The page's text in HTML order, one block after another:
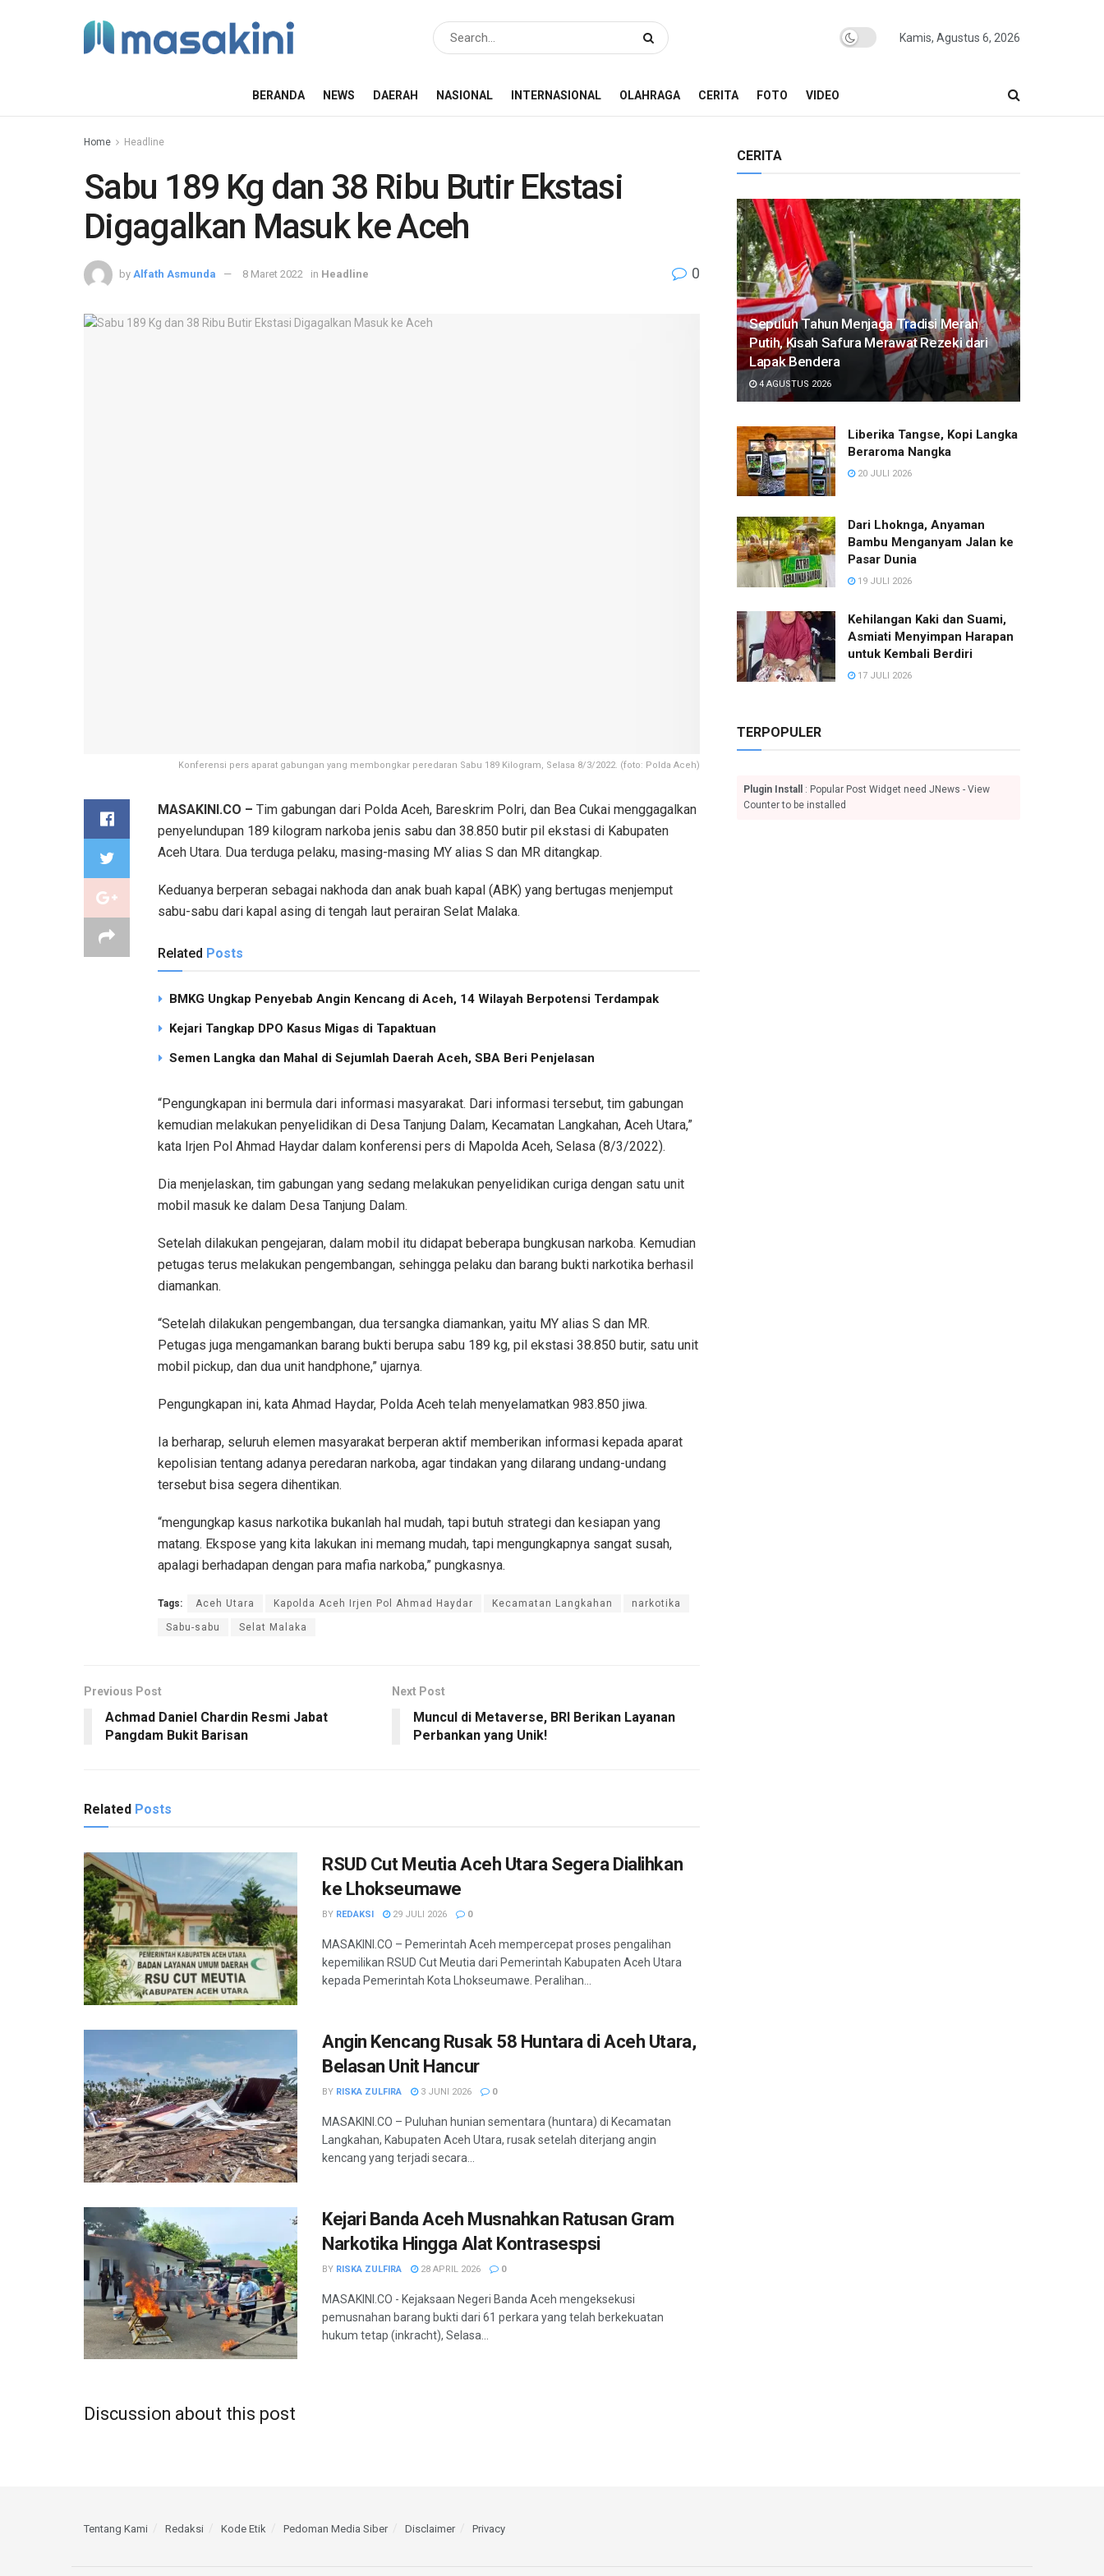
Kamis, Agustus 6, 2026
BERANDA NEWS DAERAH NASIONAL INTERNASIONAL OLAHRAGA CERITA FOTO VIDEO
Home Headline
Sabu 189 Kg dan 38 Ribu Butir Ekstasi
Digagalkan Masuk ke Aceh
by Alfath Asmunda 8 Maret 2022 in Headline 0
Konferensi pers aparat gabungan yang membongkar peredaran Sabu 189 Kilogram, Selasa 8/3/2022. (foto: Polda Aceh)
MASAKINI.CO – Tim gabungan dari Polda Aceh, Bareskrim Polri, dan Bea Cukai menggagalkan
penyelundupan 189 kilogram narkoba jenis sabu dan 38.850 butir pil ekstasi di Kabupaten
Aceh Utara. Dua terduga pelaku, masing-masing MY alias S dan MR ditangkap.
Keduanya berperan sebagai nakhoda dan anak buah kapal (ABK) yang bertugas menjemput
sabu-sabu dari kapal asing di tengah laut perairan Selat Malaka.
Related Posts
BMKG Ungkap Penyebab Angin Kencang di Aceh, 14 Wilayah Berpotensi Terdampak
Kejari Tangkap DPO Kasus Migas di Tapaktuan
Semen Langka dan Mahal di Sejumlah Daerah Aceh, SBA Beri Penjelasan
“Pengungkapan ini bermula dari informasi masyarakat. Dari informasi tersebut, tim gabungan
kemudian melakukan penyelidikan di Desa Tanjung Dalam, Kecamatan Langkahan, Aceh Utara,”
kata Irjen Pol Ahmad Haydar dalam konferensi pers di Mapolda Aceh, Selasa (8/3/2022).
Dia menjelaskan, tim gabungan yang sedang melakukan penyelidikan curiga dengan satu unit
mobil masuk ke dalam Desa Tanjung Dalam.
Setelah dilakukan pengejaran, dalam mobil itu didapat beberapa bungkusan narkoba. Kemudian
petugas terus melakukan pengembangan, sehingga pelaku dan barang bukti narkotika berhasil
diamankan.
“Setelah dilakukan pengembangan, dua tersangka diamankan, yaitu MY alias S dan MR.
Petugas juga mengamankan barang bukti berupa sabu 189 kg, pil ekstasi 38.850 butir, satu unit
mobil pickup, dan dua unit handphone,” ujarnya.
Pengungkapan ini, kata Ahmad Haydar, Polda Aceh telah menyelamatkan 983.850 jiwa.
Ia berharap, seluruh elemen masyarakat berperan aktif memberikan informasi kepada aparat
kepolisian tentang adanya peredaran narkoba, agar tindakan yang dilarang undang-undang
tersebut bisa segera dihentikan.
“mengungkap kasus narkotika bukanlah hal mudah, tapi butuh strategi dan kesiapan yang
matang. Ekspose yang kita lakukan ini memang mudah, tapi mengungkapnya sangat susah,
apalagi berhadapan dengan para mafia narkoba,” pungkasnya.
Tags: Aceh Utara Kapolda Aceh Irjen Pol Ahmad Haydar Kecamatan Langkahan narkotika
Sabu-sabu Selat Malaka
Previous Post
Achmad Daniel Chardin Resmi Jabat
Pangdam Bukit Barisan
Next Post
Muncul di Metaverse, BRI Berikan Layanan
Perbankan yang Unik!
Related Posts
RSUD Cut Meutia Aceh Utara Segera Dialihkan
ke Lhokseumawe
BY REDAKSI 29 JULI 2026 0
MASAKINI.CO – Pemerintah Aceh mempercepat proses pengalihan
kepemilikan RSUD Cut Meutia dari Pemerintah Kabupaten Aceh Utara
kepada Pemerintah Kota Lhokseumawe. Peralihan...
Angin Kencang Rusak 58 Huntara di Aceh Utara,
Belasan Unit Hancur
BY RISKA ZULFIRA 3 JUNI 2026 0
MASAKINI.CO – Puluhan hunian sementara (huntara) di Kecamatan
Langkahan, Kabupaten Aceh Utara, rusak setelah diterjang angin
kencang yang terjadi secara...
Kejari Banda Aceh Musnahkan Ratusan Gram
Narkotika Hingga Alat Kontrasespsi
BY RISKA ZULFIRA 28 APRIL 2026 0
MASAKINI.CO - Kejaksaan Negeri Banda Aceh mengeksekusi
pemusnahan barang bukti dari 61 perkara yang telah berkekuatan
hukum tetap (inkracht), Selasa...
Discussion about this post
CERITA
Sepuluh Tahun Menjaga Tradisi Merah
Putih, Kisah Safura Merawat Rezeki dari
Lapak Bendera
4 AGUSTUS 2026
Liberika Tangse, Kopi Langka
Beraroma Nangka
20 JULI 2026
Dari Lhoknga, Anyaman
Bambu Menganyam Jalan ke
Pasar Dunia
19 JULI 2026
Kehilangan Kaki dan Suami,
Asmiati Menyimpan Harapan
untuk Kembali Berdiri
17 JULI 2026
TERPOPULER
Plugin Install
: Popular Post Widget need JNews - View
Counter to be installed
Tentang Kami Redaksi Kode Etik Pedoman Media Siber Disclaimer Privacy